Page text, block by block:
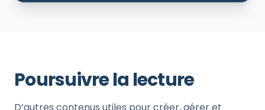
Poursuivre la lecture